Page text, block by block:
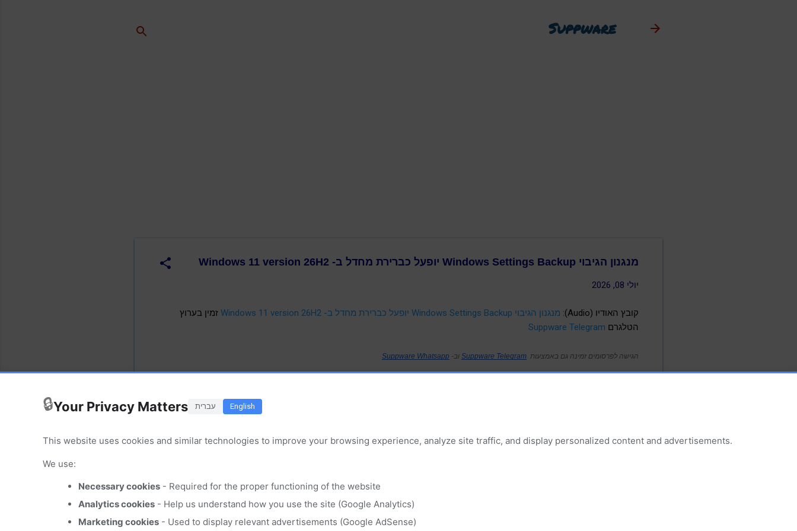
Suppware
מנגנון הגיבוי Windows Settings Backup יופעל כברירת מחדל ב- Windows 11 version 26H2
יולי 08, 2026
קובץ האודיו (Audio): מנגנון הגיבוי Windows Settings Backup יופעל כברירת מחדל ב- Windows 11 version 26H2
זמין בערוץ
הטלגרם Suppware Telegram
הגישה לפרסומים זמינה גם באמצעות Suppware Telegram וב- Suppware Whatsapp
🔒Your Privacy Matters עברית English
This website uses cookies and similar technologies to improve your browsing experience, analyze site traffic, and display personalized content and advertisements.
We use:
Necessary cookies - Required for the proper functioning of the website
Analytics cookies - Help us understand how you use the site (Google Analytics)
Marketing cookies - Used to display relevant advertisements (Google AdSense)